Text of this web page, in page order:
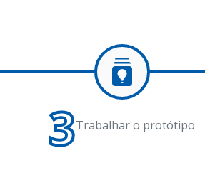
3Trabalhar o protótipo